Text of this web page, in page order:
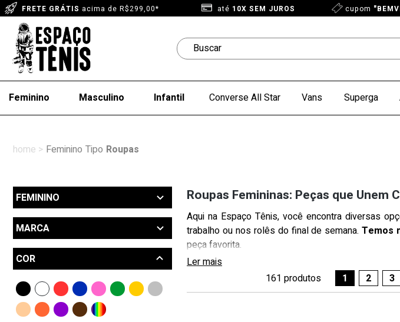
FRETE GRÁTIS acima de R$299,00* até 10X SEM JUROS cupom
Feminino Masculino Infantil Converse All Star Vans Superga
Feminino Tipo Roupas
FEMININO
Outlet (7)
Produtos até 270 reais (97)
Moletom Progressivo (19)
Roupas (161)
MARCA
Adidas (43)
Converse (82)
Nike (4)
Puma (2)
Vans (29)
COR
Roupas Femininas: Peças que Unem
Aqui na Espaço Tênis, você encontra diversas
trabalho ou nos rolês do final de semana.Temos
peça favorita.
161 produtos 1 2 3